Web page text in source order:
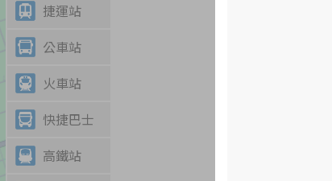
捷運站
公車站
火車站
快捷巴士
高鐵站